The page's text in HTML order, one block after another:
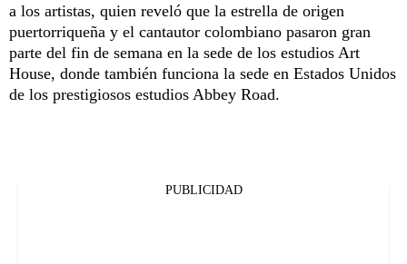
a los artistas, quien reveló que la estrella de origen
puertorriqueña y el cantautor colombiano pasaron gran
parte del fin de semana en la sede de los estudios Art
House, donde también funciona la sede en Estados Unidos
de los prestigiosos estudios Abbey Road.
PUBLICIDAD